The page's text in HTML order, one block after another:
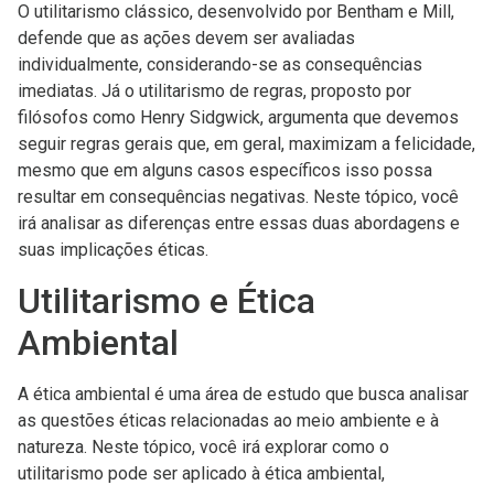
O utilitarismo clássico, desenvolvido por Bentham e Mill,
defende que as ações devem ser avaliadas
individualmente, considerando-se as consequências
imediatas. Já o utilitarismo de regras, proposto por
filósofos como Henry Sidgwick, argumenta que devemos
seguir regras gerais que, em geral, maximizam a felicidade,
mesmo que em alguns casos específicos isso possa
resultar em consequências negativas. Neste tópico, você
irá analisar as diferenças entre essas duas abordagens e
suas implicações éticas.
Utilitarismo e Ética
Ambiental
A ética ambiental é uma área de estudo que busca analisar
as questões éticas relacionadas ao meio ambiente e à
natureza. Neste tópico, você irá explorar como o
utilitarismo pode ser aplicado à ética ambiental,